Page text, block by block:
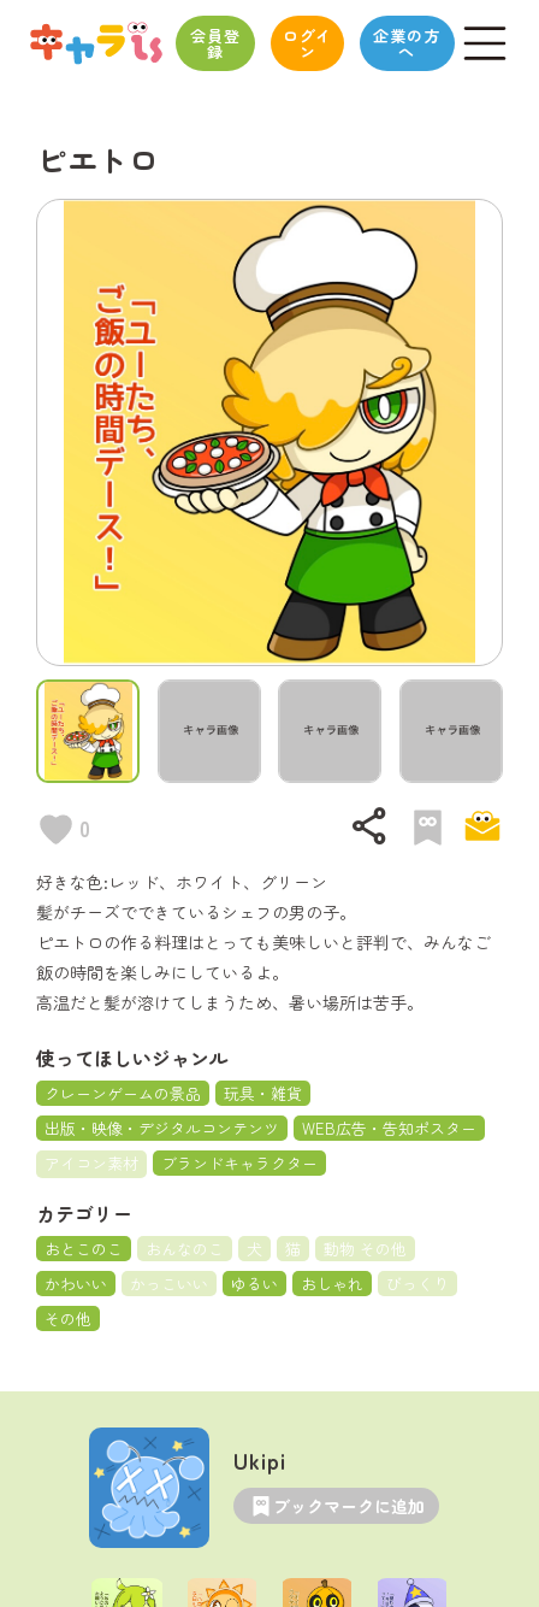
会員登
録
ログイ
ン
企業の方
へ
ピエトロ
0 share
好きな色:レッド、ホワイト、グリーン
髪がチーズでできているシェフの男の子。
ピエトロの作る料理はとっても美味しいと評判で、みんなご
飯の時間を楽しみにしているよ。
高温だと髪が溶けてしまうため、暑い場所は苦手。
使ってほしいジャンル
クレーンゲームの景品
玩具・雑貨
出版・映像・デジタルコンテンツ
WEB広告・告知ポスター
アイコン素材
ブランドキャラクター
カテゴリー
おとこのこ おんなのこ 犬 猫
動物 その他
かわいい
かっこいい ゆるい おしゃれ
びっくり
その他
Ukipi
ブックマークに追加